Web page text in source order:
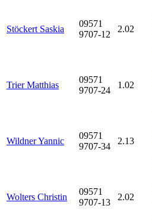
Stöckert Saskia
09571
9707-12
2.02
Trier Matthias
09571
9707-24
1.02
Wildner Yannic
09571
9707-34
2.13
Wolters Christin
09571
9707-13
2.02